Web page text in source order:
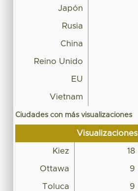
Japón
Rusia
China
Reino Unido
EU
Vietnam
Ciudades con más visualizaciones
Visualizaciones
Kiez 18
Ottawa 9
Toluca 9